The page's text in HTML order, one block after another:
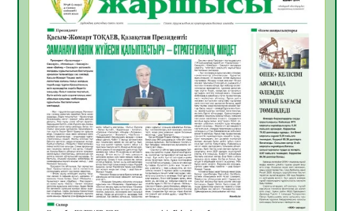
Инфекциялық ауруларға қарсы иммундау
жұмыстарының тиімділігі
06.08.2026
58
Көкжөтел ауруы туралы
06.08.2026
56
АПВ вакцинасы туралы мәлімет
06.08.2026
57
Open Air: Қызылорда облысы полиция
департаменті 20 мыңнан астам